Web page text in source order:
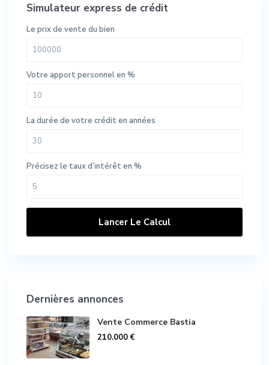
Simulateur express de crédit
Le prix de vente du bien
Votre apport personnel en %
La durée de votre crédit en années
Précisez le taux d’intérêt en %
Lancer Le Calcul
Dernières annonces
Vente Commerce Bastia
210.000 €